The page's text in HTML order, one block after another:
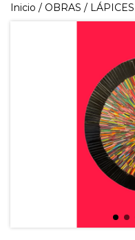
Inicio / OBRAS / LÁPICES